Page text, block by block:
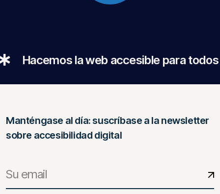
la web accesible para todos
Manténgase al día: suscríbase a la newsletter
sobre accesibilidad digital